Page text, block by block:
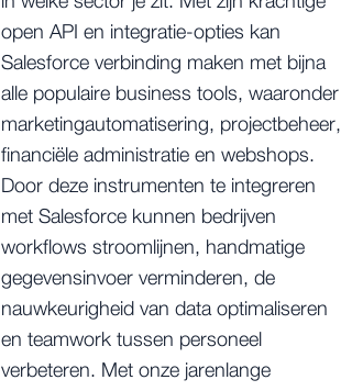
open API en integratie-opties kan
Salesforce verbinding maken met bijna
alle populaire business tools, waaronder
marketingautomatisering, projectbeheer,
financiële administratie en webshops.
Door deze instrumenten te integreren
met Salesforce kunnen bedrijven
workflows stroomlijnen, handmatige
gegevensinvoer verminderen, de
nauwkeurigheid van data optimaliseren
en teamwork tussen personeel
verbeteren. Met onze jarenlange